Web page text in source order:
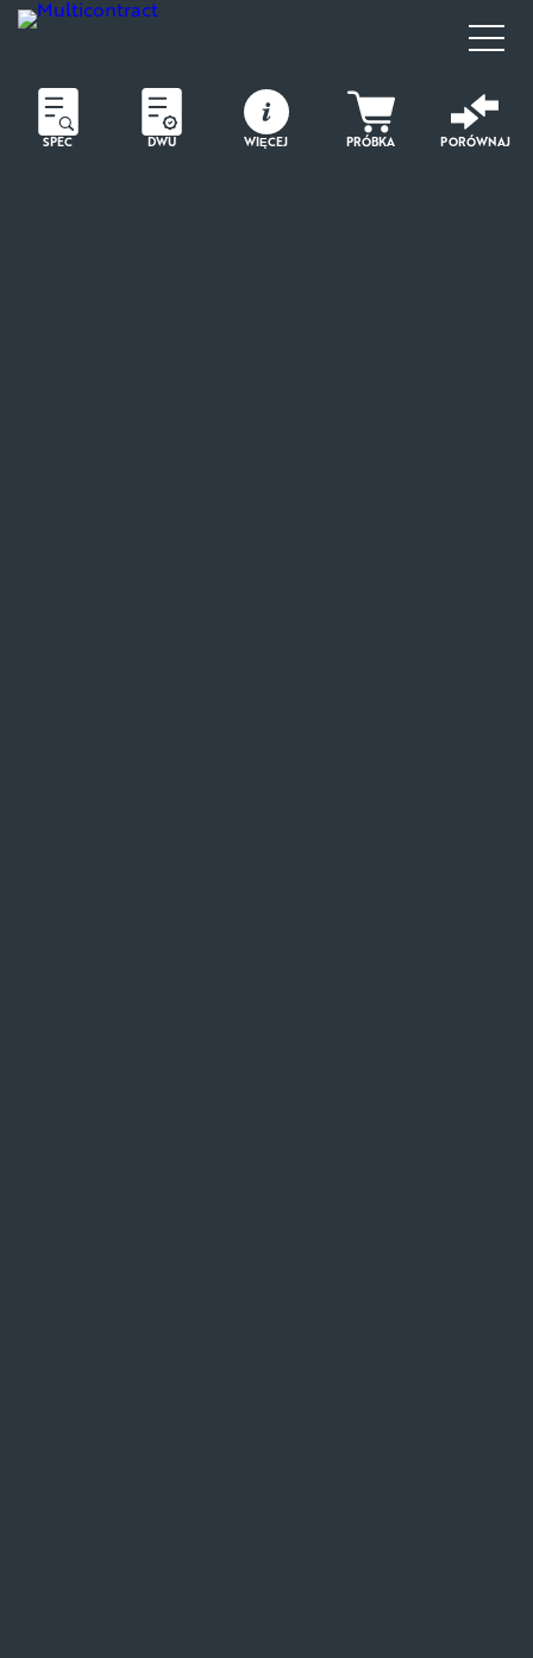
SPEC DWU WIĘCEJ PRÓBKA PORÓWNAJ